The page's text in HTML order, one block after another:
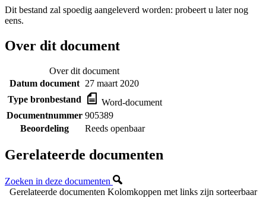
Dit bestand zal spoedig aangeleverd worden: probeert u later nog
eens.
Over dit document
Over dit document
Datum document 27 maart 2020
Type bronbestand
Word-document
Documentnummer 905389
Beoordeling
Reeds openbaar
Gerelateerde documenten
Zoeken in deze documenten
Gerelateerde documenten Kolomkoppen met links zijn sorteerbaar